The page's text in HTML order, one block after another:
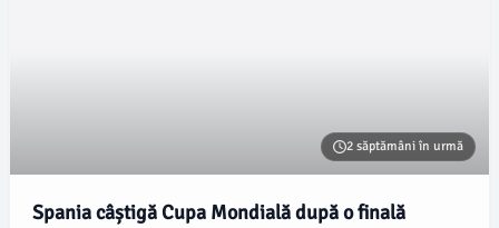
2 săptămâni în urmă
Spania câștigă Cupa Mondială după o finală